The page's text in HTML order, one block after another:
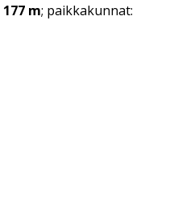
177 m; paikkakunnat: